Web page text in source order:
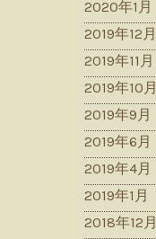
2020年1月
2019年12月
2019年11月
2019年10月
2019年9月
2019年6月
2019年4月
2019年1月
2018年12月